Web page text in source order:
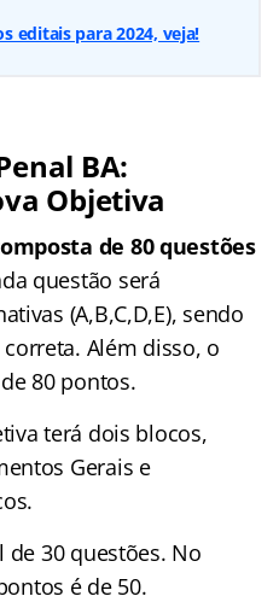
editais para 2024, veja!
BA:
Objetiva
de 80 questões
questão será
(A,B,C,D,E), sendo
Além disso, o
80 pontos.
terá dois blocos,
Gerais e
30 questões. No
é de 50.